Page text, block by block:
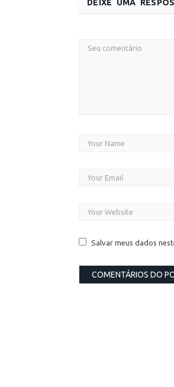
DEIXE UMA
Salvar meus dados